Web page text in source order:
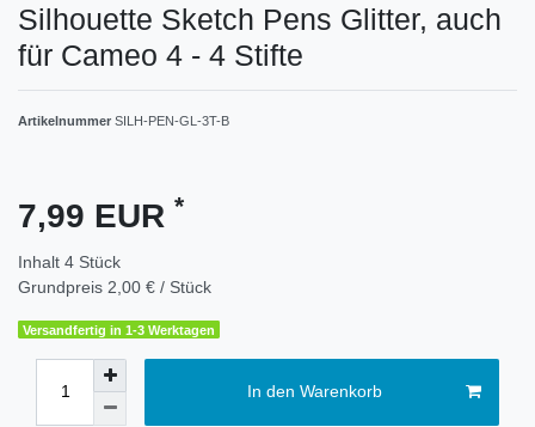
Silhouette Sketch Pens Glitter, auch
für Cameo 4 - 4 Stifte
Artikelnummer SILH-PEN-GL-3T-B
7,99 EUR *
Inhalt 4 Stück
Grundpreis 2,00 € / Stück
Versandfertig in 1-3 Werktagen
In den Warenkorb